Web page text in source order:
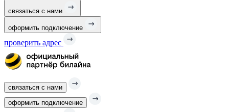
связаться с нами
оформить подключение
проверить адрес
связаться с нами
оформить подключение